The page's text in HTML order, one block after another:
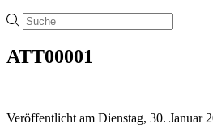
ATT00001
Veröffentlicht am Dienstag, 30. Januar